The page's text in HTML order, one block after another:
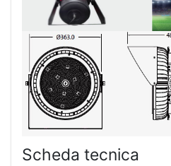
Scheda tecnica